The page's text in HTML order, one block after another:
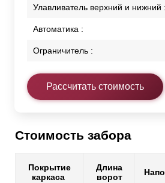
Улавливатель верхний и нижний :
Автоматика :
Ограничитель :
Рассчитать стоимость
Стоимость забора
Покрытие
каркаса
Длина
ворот